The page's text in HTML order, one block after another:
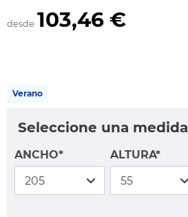
desde 103,46 €
Verano
Seleccione una medida
ANCHO* ALTURA*